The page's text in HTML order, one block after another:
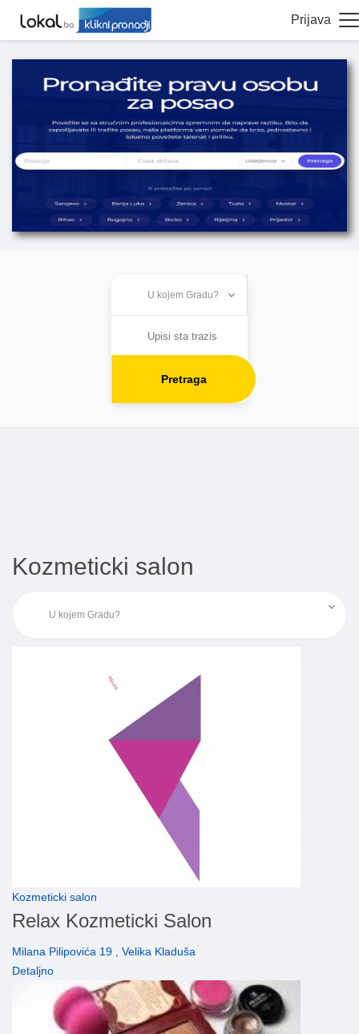
Prijava
Pretraga
Kozmeticki salon
Kozmeticki salon
Relax Kozmeticki Salon
Milana Pilipovića 19 , Velika Kladuša
Detaljno